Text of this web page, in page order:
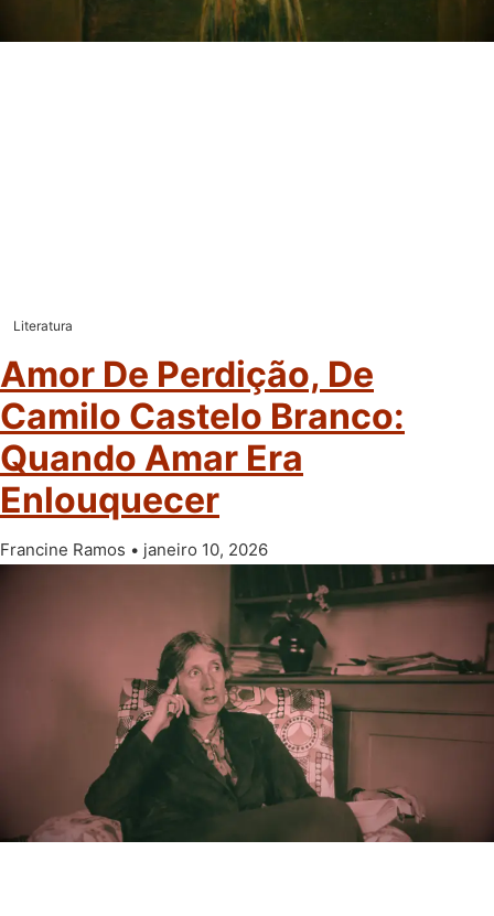
Literatura
Amor De Perdição, De
Camilo Castelo Branco:
Quando Amar Era
Enlouquecer
Francine Ramos janeiro 10, 2026